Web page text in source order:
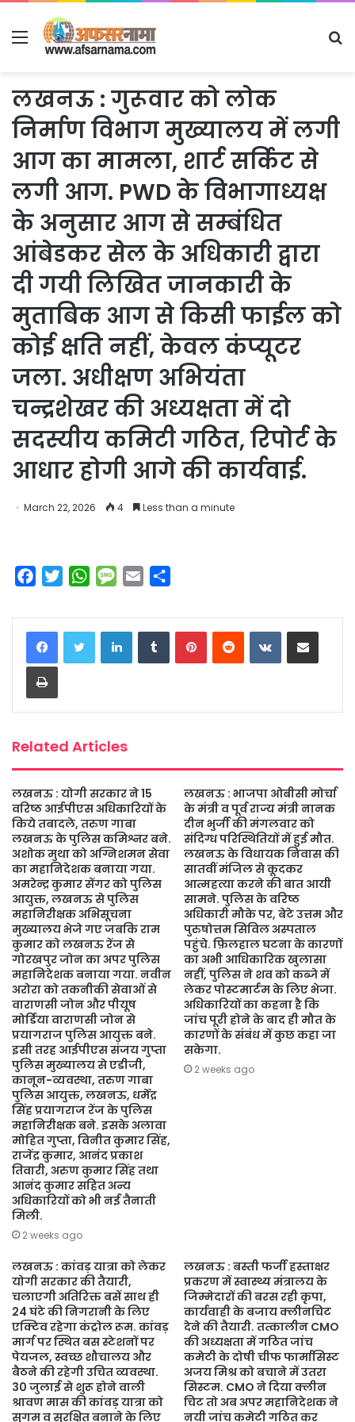
Menu
लखनऊ : गुरूवार को लोक
निर्माण विभाग मुख्यालय में लगी
आग का मामला, शार्ट सर्किट से
लगी आग. PWD के विभागाध्यक्ष
के अनुसार आग से सम्बंधित
आंबेडकर सेल के अधिकारी द्वारा
दी गयी लिखित जानकारी के
मुताबिक आग से किसी फाईल को
कोई क्षति नहीं, केवल कंप्यूटर
जला. अधीक्षण अभियंता
चन्द्रशेखर की अध्यक्षता में दो
सदस्यीय कमिटी गठित, रिपोर्ट के
आधार होगी आगे की कार्यवाई.
March 22, 2026 4 Less than a minute
c
e
b
o
o
i
t
t
W
a
t
s
M
s
s
a
a
i
a
r
e
LinkedInTumblrPinterestReddit VKontakteShare via Email
Print
Related Articles
लखनऊ : योगी सरकार ने 15
वरिष्ठ आईपीएस अधिकारियों के
किये तबादले, तरुण गाबा
लखनऊ के पुलिस कमिश्नर बने.
अशोक मुथा को अग्निशमन सेवा
का महानिदेशक बनाया गया.
अमरेन्द्र कुमार सेंगर को पुलिस
आयुक्त, लखनऊ से पुलिस
महानिरीक्षक अभिसूचना
मुख्यालय भेजे गए जबकि राम
कुमार को लखनऊ रेंज से
गोरखपुर जोन का अपर पुलिस
महानिदेशक बनाया गया. नवीन
अरोरा को तकनीकी सेवाओं से
वाराणसी जोन और पीयूष
मोर्डिया वाराणसी जोन से
प्रयागराज पुलिस आयुक्त बने.
इसी तरह आईपीएस संजय गुप्ता
पुलिस मुख्यालय से एडीजी,
कानून-व्यवस्था, तरुण गाबा
पुलिस आयुक्त, लखनऊ, धर्मेंद्र
सिंह प्रयागराज रेंज के पुलिस
महानिरीक्षक बने. इसके अलावा
मोहित गुप्ता, विनीत कुमार सिंह,
राजेंद्र कुमार, आनंद प्रकाश
तिवारी, अरुण कुमार सिंह तथा
आनंद कुमार सहित अन्य
अधिकारियों को भी नई तैनाती
मिली.
2 weeks ago
लखनऊ : भाजपा ओबीसी मोर्चा
के मंत्री व पूर्व राज्य मंत्री नानक
दीन भुर्जी की मंगलवार को
संदिग्ध परिस्थितियों में हुई मौत.
लखनऊ के विधायक निवास की
सातवीं मंजिल से कूदकर
आत्महत्या करने की बात आयी
सामने. पुलिस के वरिष्ठ
अधिकारी मौके पर, बेटे उत्तम और
पुरुषोत्तम सिविल अस्पताल
पहुंचे. फ़िलहाल घटना के कारणों
का अभी आधिकारिक खुलासा
नहीं, पुलिस ने शव को कब्जे में
लेकर पोस्टमार्टम के लिए भेजा.
अधिकारियों का कहना है कि
जांच पूरी होने के बाद ही मौत के
कारणों के संबंध में कुछ कहा जा
सकेगा.
2 weeks ago
लखनऊ : कांवड़ यात्रा को लेकर
योगी सरकार की तैयारी,
चलाएगी अतिरिक्त बसें साथ ही
24 घंटे की निगरानी के लिए
एक्टिव रहेगा कंट्रोल रूम. कांवड़
मार्ग पर स्थित बस स्टेशनों पर
पेयजल, स्वच्छ शौचालय और
बैठने की रहेगी उचित व्यवस्था.
30 जुलाई से शुरू होने वाली
श्रावण मास की कांवड़ यात्रा को
सुगम व सुरक्षित बनाने के लिए
लखनऊ : बस्ती फर्जी हस्ताक्षर
प्रकरण में स्वास्थ्य मंत्रालय के
जिम्मेदारों की बरस रही कृपा,
कार्यवाही के बजाय क्लीनचिट
देने की तैयारी. तत्कालीन CMO
की अध्यक्षता में गठित जांच
कमेटी के दोषी चीफ फार्मासिस्ट
अजय मिश्र को बचाने में उतरा
सिस्टम. CMO ने दिया क्लीन
चिट तो अब अपर महानिदेशक ने
नयी जांच कमेटी गठित कर